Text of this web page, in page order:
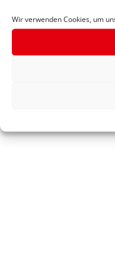
Wir verwenden Cookies, um